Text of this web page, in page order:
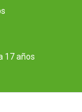
17 años